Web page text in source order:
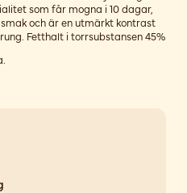
som får mogna i 10 dagar,
och är en utmärkt kontrast
Fetthalt i torrsubstansen 45%